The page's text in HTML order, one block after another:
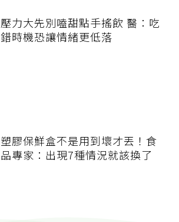
壓力大先別嗑甜點手搖飲 醫：吃
錯時機恐讓情緒更低落
塑膠保鮮盒不是用到壞才丟！食
品專家：出現7種情況就該換了